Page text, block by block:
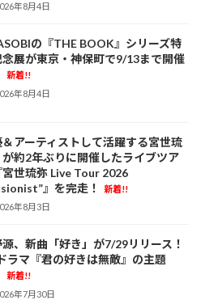
年8月4日
の『THE BOOK』シリーズ特
念展が東京・神保町で9/13まで開催
新着!!
年8月4日
アーティストして活躍する宮世琉
が約2年ぶりに開催したライブツア
宮世琉弥 Live Tour 2026
』を完走！
新着!!
年8月3日
、新曲「好き」が7/29リリース！
ラマ『君の好きは無敵』の主題
新着!!
年7月30日